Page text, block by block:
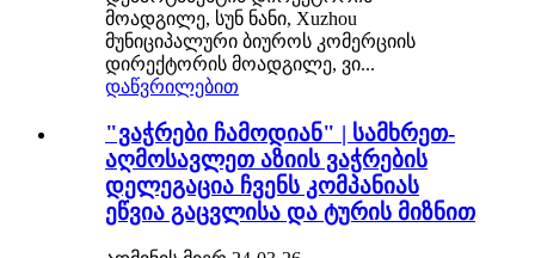
მოადგილე, სუნ ნანი, Xuzhou
მუნიციპალური ბიუროს კომერციის
დირექტორის მოადგილე, ვი...
დაწვრილებით
"ვაჭრები ჩამოდიან" | სამხრეთ-
აღმოსავლეთ აზიის ვაჭრების
დელეგაცია ჩვენს კომპანიას
ეწვია გაცვლისა და ტურის მიზნით